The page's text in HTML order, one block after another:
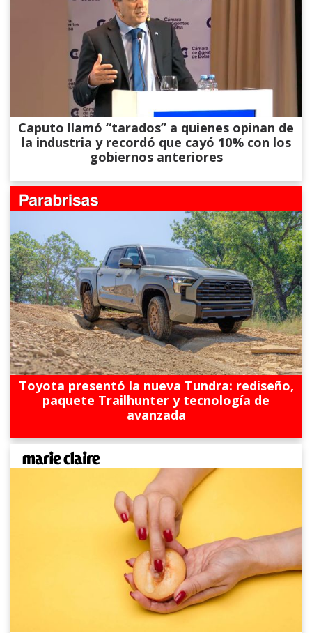
Caputo llamó “tarados” a quienes opinan de
la industria y recordó que cayó 10% con los
gobiernos anteriores
Toyota presentó la nueva Tundra: rediseño,
paquete Trailhunter y tecnología de
avanzada